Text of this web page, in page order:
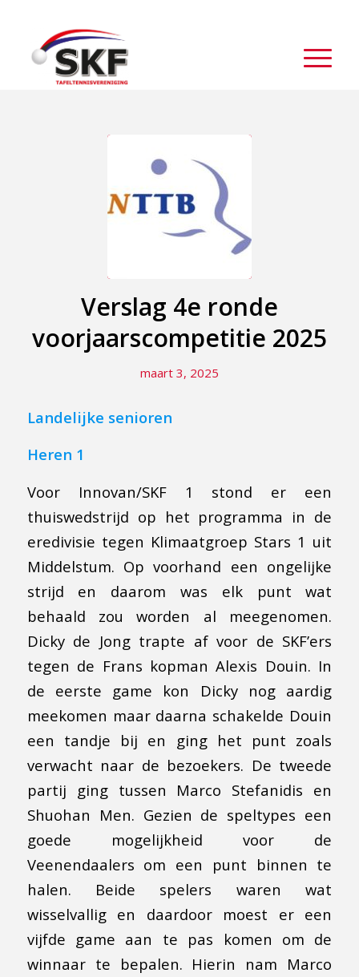
Verslag 4e ronde
voorjaarscompetitie 2025
maart 3, 2025
Landelijke senioren
Heren 1
Voor Innovan/SKF 1 stond er een
thuiswedstrijd op het programma in de
eredivisie tegen Klimaatgroep Stars 1 uit
Middelstum. Op voorhand een ongelijke
strijd en daarom was elk punt wat
behaald zou worden al meegenomen.
Dicky de Jong trapte af voor de SKF’ers
tegen de Frans kopman Alexis Douin. In
de eerste game kon Dicky nog aardig
meekomen maar daarna schakelde Douin
een tandje bij en ging het punt zoals
verwacht naar de bezoekers. De tweede
partij ging tussen Marco Stefanidis en
Shuohan Men. Gezien de speltypes een
goede mogelijkheid voor de
Veenendaalers om een punt binnen te
halen. Beide spelers waren wat
wisselvallig en daardoor moest er een
vijfde game aan te pas komen om de
winnaar te bepalen. Hierin nam Marco